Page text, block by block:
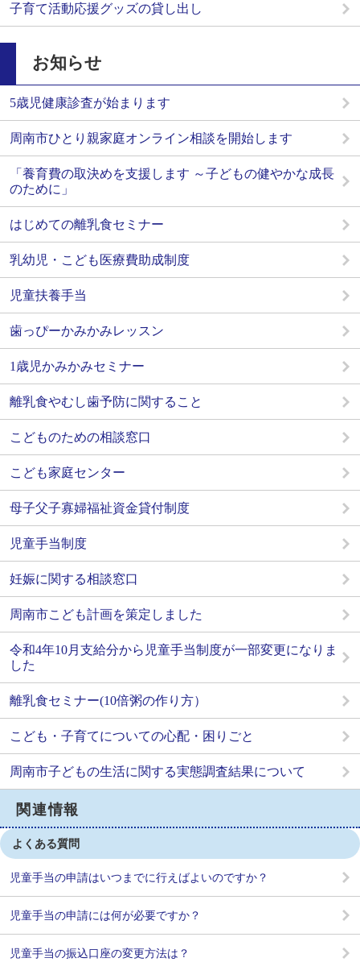
子育て活動応援グッズの貸し出し
お知らせ
5歳児健康診査が始まります
周南市ひとり親家庭オンライン相談を開始します
「養育費の取決めを支援します ～子どもの健やかな成長
のために」
はじめての離乳食セミナー
乳幼児・こども医療費助成制度
児童扶養手当
歯っぴーかみかみレッスン
1歳児かみかみセミナー
離乳食やむし歯予防に関すること
こどものための相談窓口
こども家庭センター
母子父子寡婦福祉資金貸付制度
児童手当制度
妊娠に関する相談窓口
周南市こども計画を策定しました
令和4年10月支給分から児童手当制度が一部変更になりま
した
離乳食セミナー(10倍粥の作り方）
こども・子育てについての心配・困りごと
周南市子どもの生活に関する実態調査結果について
関連情報
よくある質問
児童手当の申請はいつまでに行えばよいのですか？
児童手当の申請には何が必要ですか？
児童手当の振込口座の変更方法は？